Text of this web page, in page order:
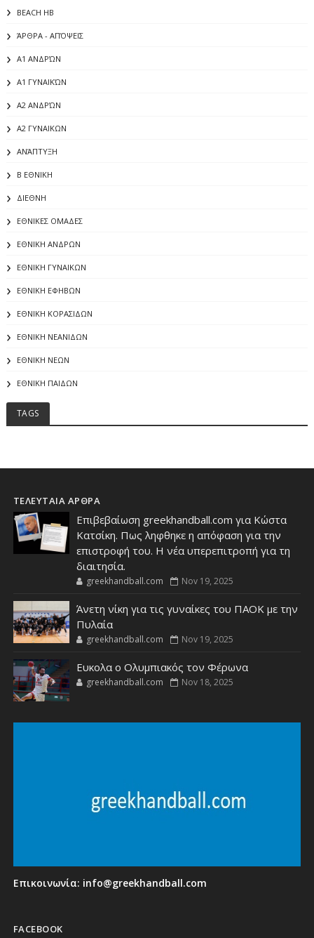
BEACH HB
ΆΡΘΡΑ - ΑΠΌΨΕΙΣ
Α1 ΑΝΔΡΏΝ
Α1 ΓΥΝΑΙΚΏΝ
Α2 ΑΝΔΡΏΝ
Α2 ΓΥΝΑΙΚΩΝ
ΑΝΆΠΤΥΞΗ
Β ΕΘΝΙΚΗ
ΔΙΕΘΝΗ
ΕΘΝΙΚΕΣ ΟΜΑΔΕΣ
ΕΘΝΙΚΗ ΑΝΔΡΩΝ
ΕΘΝΙΚΗ ΓΥΝΑΙΚΩΝ
ΕΘΝΙΚΗ ΕΦΗΒΩΝ
ΕΘΝΙΚΗ ΚΟΡΑΣΙΔΩΝ
ΕΘΝΙΚΗ ΝΕΑΝΙΔΩΝ
ΕΘΝΙΚΗ ΝΕΩΝ
ΕΘΝΙΚΗ ΠΑΙΔΩΝ
TAGS
ΤΕΛΕΥΤΑΙΑ ΑΡΘΡΑ
Επιβεβαίωση greekhandball.com για Κώστα
Κατσίκη. Πως ληφθηκε η απόφαση για την
επιστροφή του. Η νέα υπερεπιτροπή για τη
διαιτησία.
greekhandball.com Nov 19, 2025
Άνετη νίκη για τις γυναίκες του ΠΑΟΚ με την
Πυλαία
greekhandball.com Nov 19, 2025
Ευκολα ο Ολυμπιακός τον Φέρωνα
greekhandball.com Nov 18, 2025
Επικοινωνία: info@greekhandball.com
FACEBOOK